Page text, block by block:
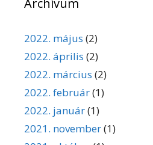
2022. május (2)
2022. április (2)
2022. március (2)
2022. február(1)
2022. január(1)
2021. november(1)